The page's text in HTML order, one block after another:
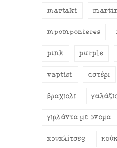
martaki
mpomponieres
pink purple
vaptisi αστέρι
βραχιόλι
γιρλάντα με όνομα
κουκλίτσες